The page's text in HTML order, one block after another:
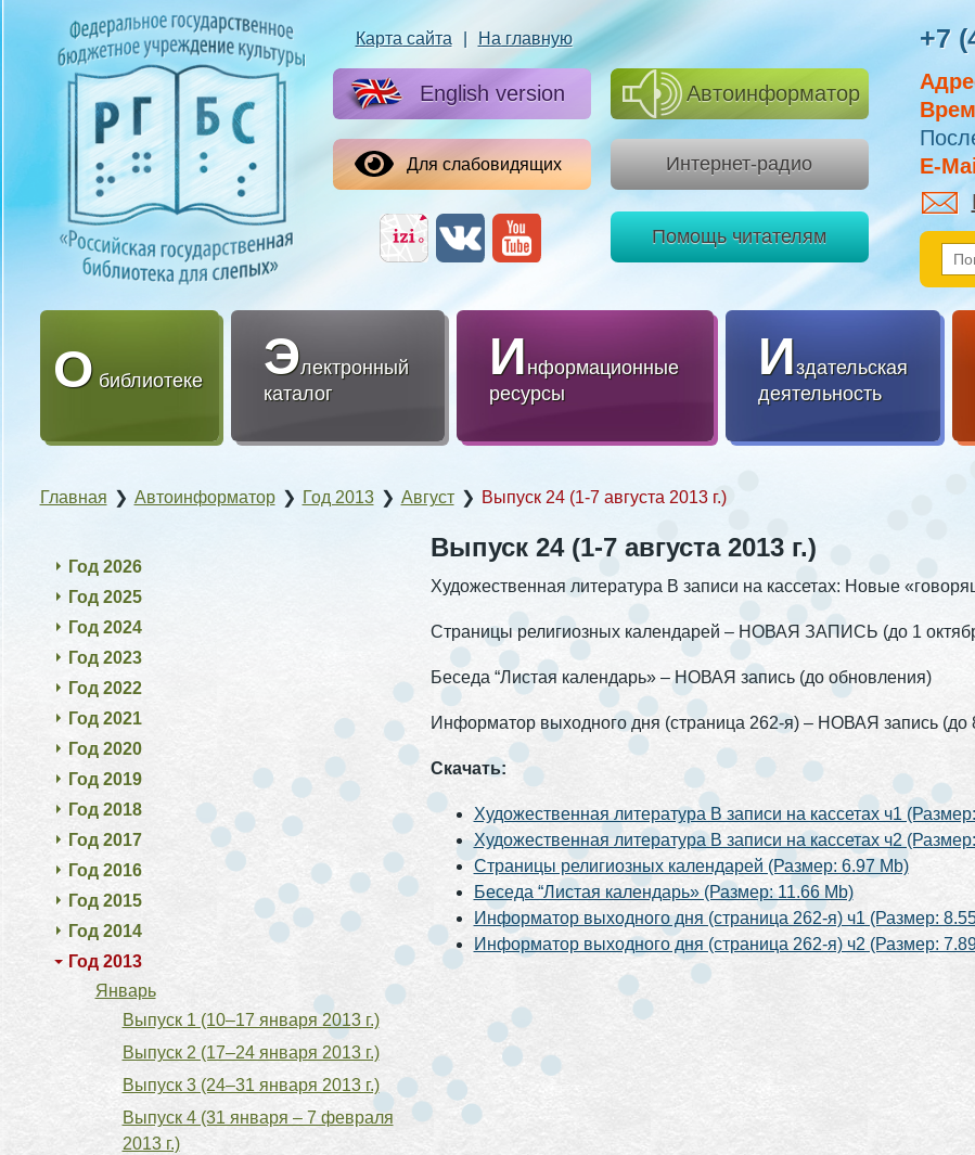
Карта сайта На главную
English version
Для слабовидящих
Автоинформатор
Интернет-радио
Помощь читателям
+7
E-
О библиотеке Электронный
каталог
Информационные
ресурсы
Издательская
деятельность
Главная ❯ Автоинформатор ❯ Год 2013 ❯ Август ❯ Выпуск 24 (1-7 августа 2013 г.)
Выпуск 24 (1-7 августа 2013 г.)
Художественная литература В записи на кассетах: Новые
Страницы религиозных календарей – НОВАЯ ЗАПИСЬ (до 1
Беседа “Листая календарь» – НОВАЯ запись (до обновления)
Информатор выходного дня (страница 262-я) – НОВАЯ запись (до
Скачать:
Художественная литература В записи на кассетах ч1
Художественная литература В записи на кассетах ч2
Страницы религиозных календарей (Размер: 6.97 Mb)
Беседа “Листая календарь» (Размер: 11.66 Mb)
Информатор выходного дня (страница 262-я) ч1 (Размер:
Информатор выходного дня (страница 262-я) ч2 (Размер:
Год 2026
Год 2025
Год 2024
Год 2023
Год 2022
Год 2021
Год 2020
Год 2019
Год 2018
Год 2017
Год 2016
Год 2015
Год 2014
Год 2013
Январь
Выпуск 1 (10–17 января 2013 г.)
Выпуск 2 (17–24 января 2013 г.)
Выпуск 3 (24–31 января 2013 г.)
Выпуск 4 (31 января – 7 февраля
2013 г.)